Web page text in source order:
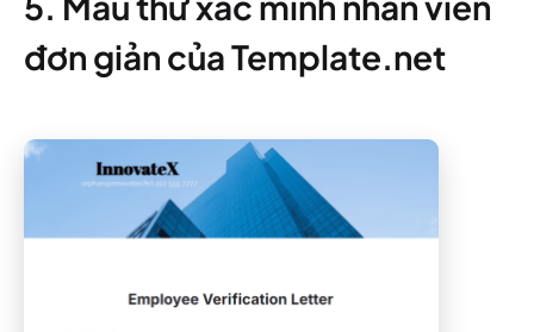
đơn giản của Template.net